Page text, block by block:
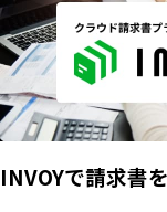
INVOYで請求書